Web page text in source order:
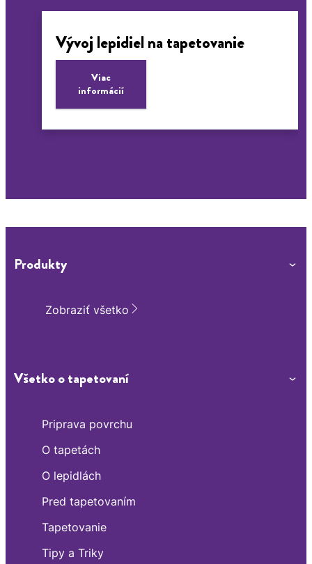
Vývoj lepidiel na tapetovanie
Viac
informácií
Produkty
Zobraziť všetko
Všetko o tapetovaní
Priprava povrchu
O tapetách
O lepidlách
Pred tapetovaním
Tapetovanie
Tipy a Triky